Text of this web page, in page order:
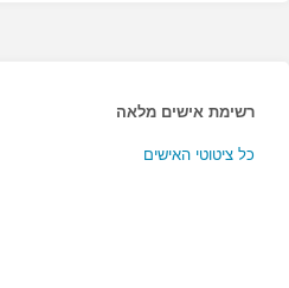
רשימת אישים מלאה
כל ציטוטי האישים